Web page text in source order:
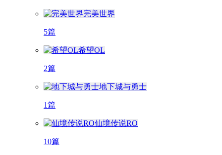
完美世界
5篇
希望OL
2篇
地下城与勇士
1篇
仙境传说RO
10篇